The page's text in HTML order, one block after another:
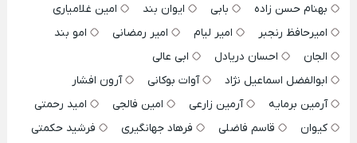
بهنام حسن زاده
بابی ایوان بند
امین غلامیاری
امیرحافظ رنجبر
امیر لیام امیر رمضانی
امو بند
الجان
احسان دریادل
ابی عالی
ابوالفضل اسماعیل نژاد
آوات بوکانی
آرون افشار
آرمین برمایه
آرمین زارعی امین فالجی
امید رحمتی
کیوان
قاسم فاضلی فرهاد جهانگیری
فرشید حکمتی